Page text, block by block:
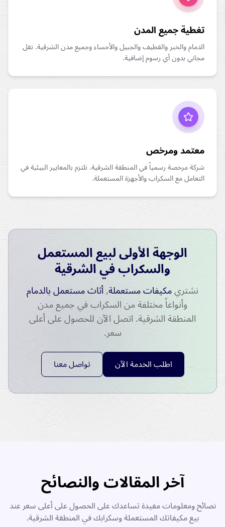
تغطية جميع المدن
الدمام والخبر والقطيف والجبيل والأحساء وجميع مدن الشرقية. نقل
مجاني بدون أي رسوم إضافية.
معتمد ومرخص
شركة مرخصة رسمياً في المنطقة الشرقية. نلتزم بالمعايير البيئية في
التعامل مع السكراب والأجهزة المستعملة.
الوجهة الأولى لبيع المستعمل
والسكراب في الشرقية
نشتريمكيفات مستعملة,أثاث مستعمل بالدمام
وأنواعاً مختلفة من السكراب في جميع مدن
المنطقة الشرقية. اتصل الآن للحصول على أعلى
سعر.
اطلب الخدمة الآن تواصل معنا
آخر المقالات والنصائح
نصائح ومعلومات مفيدة تساعدك على الحصول على أعلى سعر عند
بيع مكيفاتك المستعملة وسكرابك في المنطقة الشرقية.